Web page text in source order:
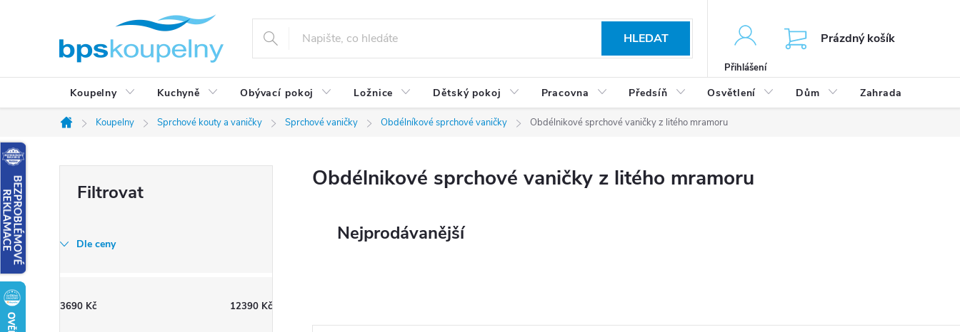
HLEDAT
Přihlášení
Prázdný košík
Koupelny Kuchyně Obývací pokoj Ložnice Dětský pokoj Pracovna Předsíň Osvětlení Dům Zahrada
Domů
Koupelny Sprchové kouty a vaničky Sprchové vaničky Obdélníkové sprchové vaničky Obdélnikové sprchové vaničky z litého mramoru
t
n
Dle ceny
3690 Kč 12390 Kč
Obdélnikové sprchové vaničky z litého mramoru
Nejprodávanější